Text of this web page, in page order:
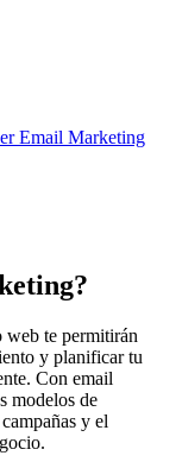
Email Marketing
?
web te permitirán
y planificar tu
Con email
modelos de
y el